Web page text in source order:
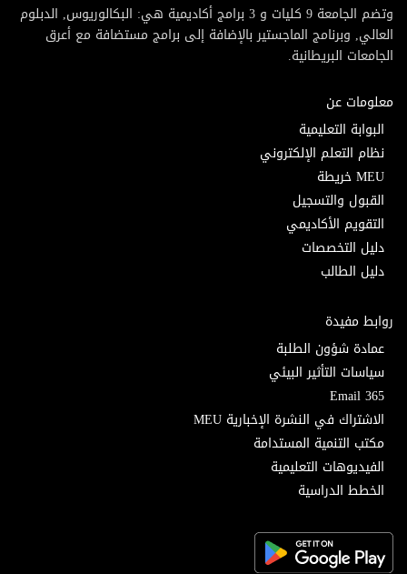
وتضم الجامعة 9 كليات و 3 برامج أكاديمية هي: البكالوريوس, الدبلوم
العالي, وبرنامج الماجستير بالإضافة إلى برامج مستضافة مع أعرق
الجامعات البريطانية.
معلومات عن
البوابة التعليمية
نظام التعلم الإلكتروني
MEU خريطة
القبول والتسجيل
التقويم الأكاديمي
دليل التخصصات
دليل الطالب
روابط مفيدة
عمادة شؤون الطلبة
سياسات التأثير البيئي
Email 365
الاشتراك في النشرة الإخبارية MEU
مكتب التنمية المستدامة
الفيديوهات التعليمية
الخطط الدراسية